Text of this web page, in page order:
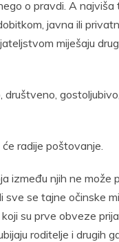
o pravdi. A
javna ili
miješaju
društveno,
radije poštovanje.
između njih ne
se tajne očinske
su prve obveze
roditelje i drugih